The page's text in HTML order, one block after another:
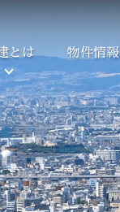
とは 物件情報